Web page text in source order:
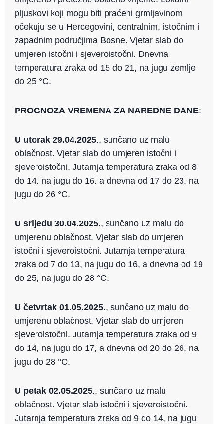
pljuskovi koji mogu biti praćeni grmljavinom
očekuju se u Hercegovini, centralnim, istočnim i
zapadnim područjima Bosne. Vjetar slab do
umjeren istočni i sjeveroistočni. Dnevna
temperatura zraka od 15 do 21, na jugu zemlje
do 25 °C.
PROGNOZA VREMENA ZA NAREDNE DANE:
U utorak 29.04.2025., sunčano uz malu
oblačnost. Vjetar slab do umjeren istočni i
sjeveroistočni. Jutarnja temperatura zraka od 8
do 14, na jugu do 16, a dnevna od 17 do 23, na
jugu do 26 °C.
U srijedu 30.04.2025., sunčano uz malu do
umjerenu oblačnost. Vjetar slab do umjeren
istočni i sjeveroistočni. Jutarnja temperatura
zraka od 7 do 13, na jugu do 16, a dnevna od 19
do 25, na jugu do 28 °C.
U četvrtak 01.05.2025., sunčano uz malu do
umjerenu oblačnost. Vjetar slab do umjeren
sjeveroistočni. Jutarnja temperatura zraka od 9
do 14, na jugu do 17, a dnevna od 20 do 26, na
jugu do 28 °C.
U petak 02.05.2025., sunčano uz malu
oblačnost. Vjetar slab istočni i sjeveroistočni.
Jutarnja temperatura zraka od 9 do 14, na jugu